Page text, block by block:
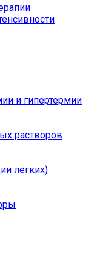
и гипертермии
растворов
лёгких)